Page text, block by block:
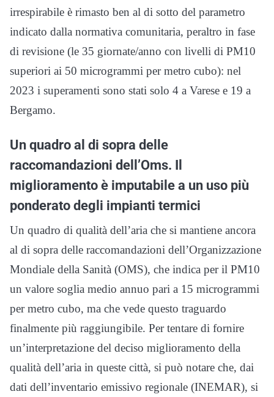
irrespirabile è rimasto ben al di sotto del parametro
indicato dalla normativa comunitaria, peraltro in fase
di revisione (le 35 giornate/anno con livelli di PM10
superiori ai 50 microgrammi per metro cubo): nel
2023 i superamenti sono stati solo 4 a Varese e 19 a
Bergamo.
Un quadro al di sopra delle
raccomandazioni dell’Oms. Il
miglioramento è imputabile a un uso più
ponderato degli impianti termici
Un quadro di qualità dell’aria che si mantiene ancora
al di sopra delle raccomandazioni dell’Organizzazione
Mondiale della Sanità (OMS), che indica per il PM10
un valore soglia medio annuo pari a 15 microgrammi
per metro cubo, ma che vede questo traguardo
finalmente più raggiungibile. Per tentare di fornire
un’interpretazione del deciso miglioramento della
qualità dell’aria in queste città, si può notare che, dai
dati dell’inventario emissivo regionale (INEMAR), si